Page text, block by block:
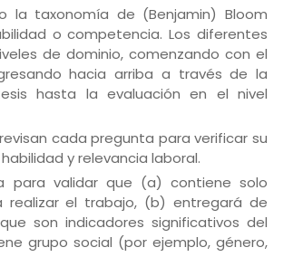
la taxonomía de (Benjamin) Bloom
o competencia. Los diferentes
de dominio, comenzando con el
hacia arriba a través de la
hasta la evaluación en el nivel
cada pregunta para verificar su
y relevancia laboral.
para validar que (a) contiene solo
el trabajo, (b) entregará de
son indicadores significativos del
grupo social (por ejemplo, género,